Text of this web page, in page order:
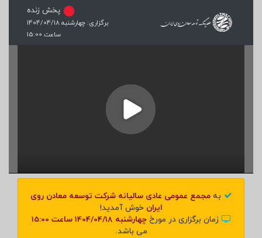
پخش زنده
برگزاری: چهارشنبه 1404/04/18
ساعت 15:00
بهمجمع عمومی عادی سالیانهشرکت توسعه معادن روی
ایران خوش آمدید!
زمان برگزاری در مورخچهارشنبه 1404/04/18 ساعت 15:00
می باشد.